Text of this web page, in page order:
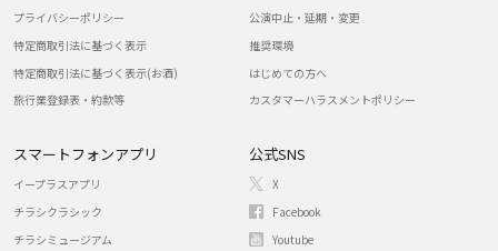
プライバシーポリシー
特定商取引法に基づく表示
特定商取引法に基づく表示(お酒)
旅行業登録表・約款等
公演中止・延期・変更
推奨環境
はじめての方へ
カスタマーハラスメントポリシー
スマートフォンアプリ
イープラスアプリ
チラシクラシック
チラシミュージアム
公式SNS
X
Facebook
Youtube